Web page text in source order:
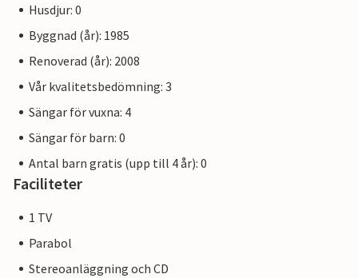
Husdjur: 0
Byggnad (år): 1985
Renoverad (år): 2008
Vår kvalitetsbedömning: 3
Sängar för vuxna: 4
Sängar för barn: 0
Antal barn gratis (upp till 4 år): 0
Faciliteter
1 TV
Parabol
Stereoanläggning och CD